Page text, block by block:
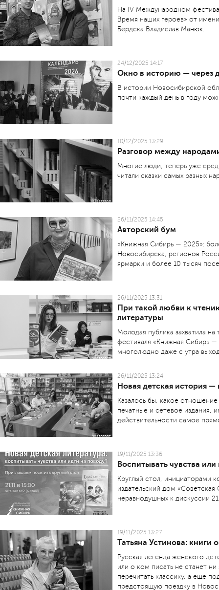
На IV Международном
Время наших героев» от
Бердска Владислав Манюк.
24/12/2025 14:17
Окно в историю — через
В истории Новосибирской
почти каждый день в году
10/12/2025 13:29
Разговор между
Многие люди, теперь уже
читали сказки самых разных
26/11/2025 14:45
Авторский бум
«Книжная Сибирь — 2025»:
Новосибирска, регионов
ярмарки и более 10 тысяч
26/11/2025 13:31
При такой любви к
литературы
Молодая публика захватила
фестиваля «Книжная Сибирь
многолюдно даже с утра
26/11/2025 13:24
Новая детская история —
Казалось бы, какое
печатные и сетевое издания,
действительности самое
19/11/2025 13:36
Воспитывать чувства
Круглый стол, инициаторами
издательский дом «Советская
неравнодушных к дискуссии
19/11/2025 13:27
Татьяна Устинова: книги
Русская легенда женского
или о ком писать не станет
перечитать классику, а еще
предстоящую поездку в